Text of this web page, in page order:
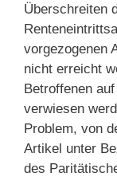
Überschreiten
vorgezogenen
nicht erreicht
Betroffenen
verwiesen
Problem, von
Artikel unter
des